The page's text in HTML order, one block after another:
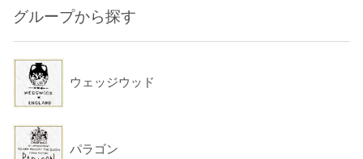
グループから探す
ウェッジウッド
パラゴン